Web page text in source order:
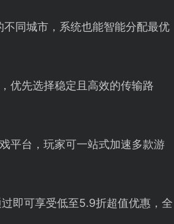
同城市，系统也能智能分配最优
优先选择稳定且高效的传输路
平台，玩家可一站式加速多款游
即可享受低至5.9折超值优惠，全